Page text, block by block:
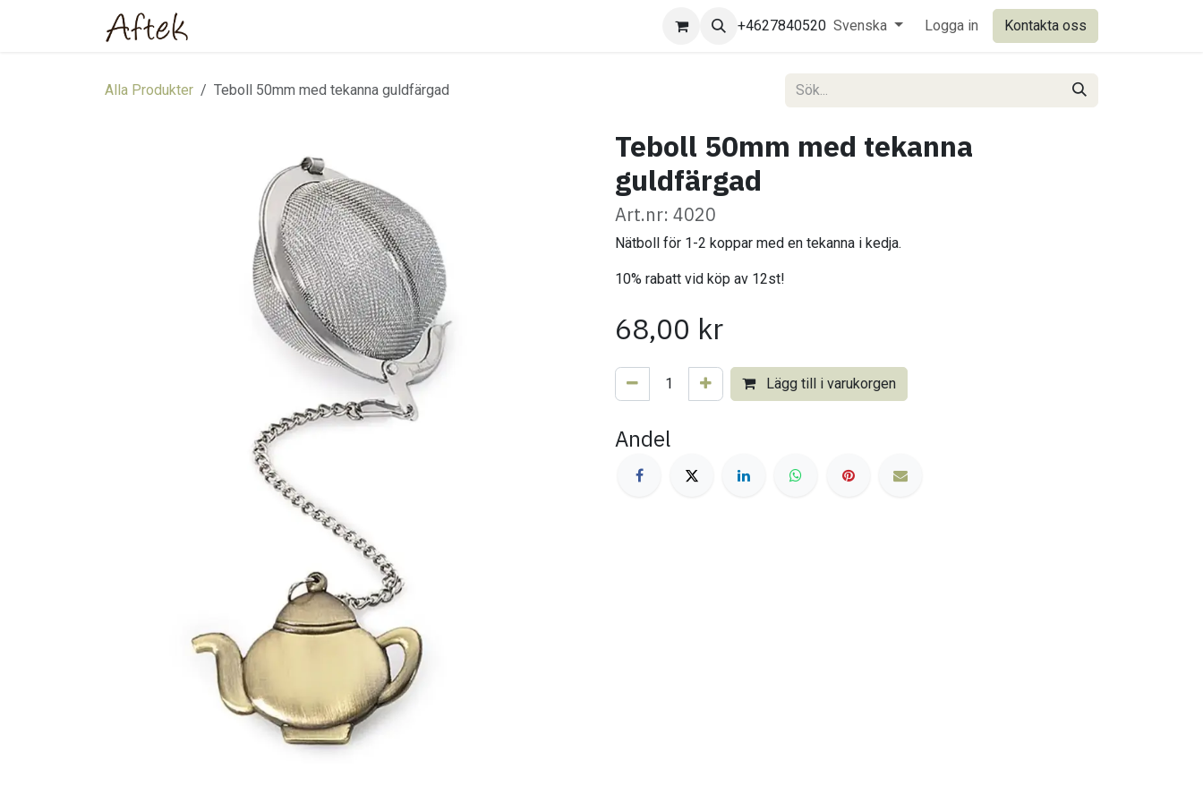
+4627840520 Svenska Logga in Kontakta oss
Alla Produkter Teboll 50mm med tekanna guldfärgad
Teboll 50mm med tekanna
guldfärgad
Art.nr: 4020
Nätboll för 1-2 koppar med en tekanna i kedja.
10% rabatt vid köp av 12st!
68,00 kr
Lägg till i varukorgen
Andel